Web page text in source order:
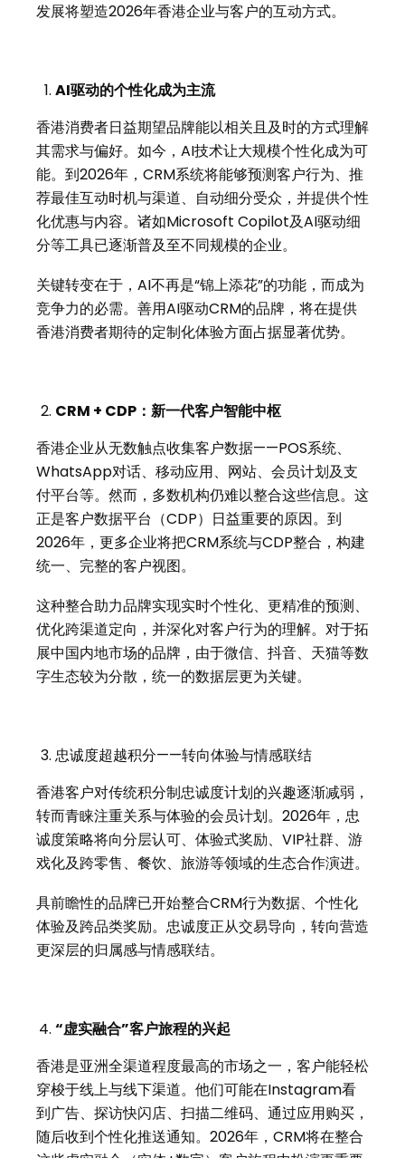
发展将塑造2026年香港企业与客户的互动方式。
AI驱动的个性化成为主流
香港消费者日益期望品牌能以相关且及时的方式理解
其需求与偏好。如今，AI技术让大规模个性化成为可
能。到2026年，CRM系统将能够预测客户行为、推
荐最佳互动时机与渠道、自动细分受众，并提供个性
化优惠与内容。诸如Microsoft Copilot及AI驱动细
分等工具已逐渐普及至不同规模的企业。
关键转变在于，AI不再是“锦上添花”的功能，而成为
竞争力的必需。善用AI驱动CRM的品牌，将在提供
香港消费者期待的定制化体验方面占据显著优势。
CRM + CDP：新一代客户智能中枢
香港企业从无数触点收集客户数据——POS系统、
WhatsApp对话、移动应用、网站、会员计划及支
付平台等。然而，多数机构仍难以整合这些信息。这
正是客户数据平台（CDP）日益重要的原因。到
2026年，更多企业将把CRM系统与CDP整合，构建
统一、完整的客户视图。
这种整合助力品牌实现实时个性化、更精准的预测、
优化跨渠道定向，并深化对客户行为的理解。对于拓
展中国内地市场的品牌，由于微信、抖音、天猫等数
字生态较为分散，统一的数据层更为关键。
忠诚度超越积分——转向体验与情感联结
香港客户对传统积分制忠诚度计划的兴趣逐渐减弱，
转而青睐注重关系与体验的会员计划。2026年，忠
诚度策略将向分层认可、体验式奖励、VIP社群、游
戏化及跨零售、餐饮、旅游等领域的生态合作演进。
具前瞻性的品牌已开始整合CRM行为数据、个性化
体验及跨品类奖励。忠诚度正从交易导向，转向营造
更深层的归属感与情感联结。
“虚实融合”客户旅程的兴起
香港是亚洲全渠道程度最高的市场之一，客户能轻松
穿梭于线上与线下渠道。他们可能在Instagram看
到广告、探访快闪店、扫描二维码、通过应用购买，
随后收到个性化推送通知。2026年，CRM将在整合